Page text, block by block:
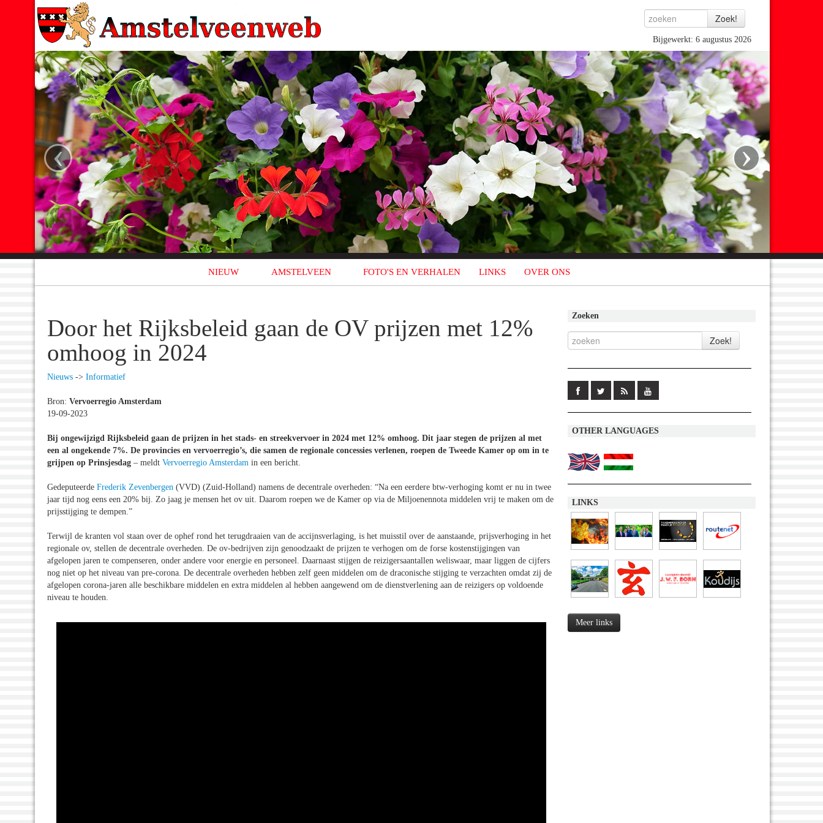
Bijgewerkt: 6 augustus 2026
‹ ›
NIEUW AMSTELVEEN FOTO'S EN VERHALEN LINKS OVER ONS
Door het Rijksbeleid gaan de OV prijzen met 12%
omhoog in 2024
Nieuws -> Informatief
Bron: Vervoerregio Amsterdam
19-09-2023
Bij ongewijzigd Rijksbeleid gaan de prijzen in het stads- en streekvervoer in 2024 met 12% omhoog. Dit jaar stegen de prijzen al met
een al ongekende 7%. De provincies en vervoerregio’s, die samen de regionale concessies verlenen, roepen de Tweede Kamer op om in te
grijpen op Prinsjesdag – meldt Vervoerregio Amsterdam in een bericht.
Gedeputeerde Frederik Zevenbergen (VVD) (Zuid-Holland) namens de decentrale overheden: “Na een eerdere btw-verhoging komt er nu in twee
jaar tijd nog eens een 20% bij. Zo jaag je mensen het ov uit. Daarom roepen we de Kamer op via de Miljoenennota middelen vrij te maken om de
prijsstijging te dempen.”
Terwijl de kranten vol staan over de ophef rond het terugdraaien van de accijnsverlaging, is het muisstil over de aanstaande, prijsverhoging in het
regionale ov, stellen de decentrale overheden. De ov-bedrijven zijn genoodzaakt de prijzen te verhogen om de forse kostenstijgingen van
afgelopen jaren te compenseren, onder andere voor energie en personeel. Daarnaast stijgen de reizigersaantallen weliswaar, maar liggen de cijfers
nog niet op het niveau van pre-corona. De decentrale overheden hebben zelf geen middelen om de draconische stijging te verzachten omdat zij de
afgelopen corona-jaren alle beschikbare middelen en extra middelen al hebben aangewend om de dienstverlening aan de reizigers op voldoende
niveau te houden.
Zoeken
OTHER LANGUAGES
LINKS
Meer links